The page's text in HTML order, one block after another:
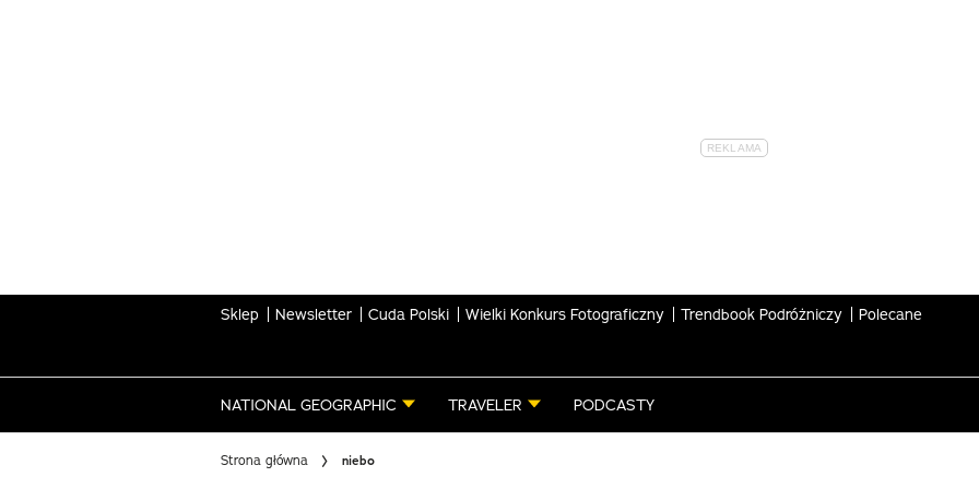
Sklep Newsletter Cuda Polski Wielki Konkurs Fotograficzny Trendbook Podróżniczy Polecane
NATIONAL GEOGRAPHIC TRAVELER PODCASTY
Strona główna niebo